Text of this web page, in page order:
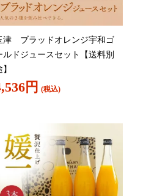
津 ブラッドオレンジ宇和ゴ
ルドジュースセット【送料別
円 (税込)